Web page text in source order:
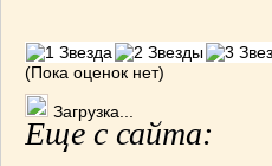
(Пока оценок нет)
Загрузка...
Еще с сайта: